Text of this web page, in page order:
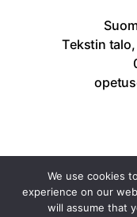
Tekstin
We use cookies
experience on our
will assume that